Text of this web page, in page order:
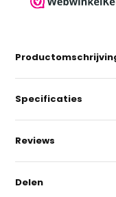
Specificaties
Reviews
Delen